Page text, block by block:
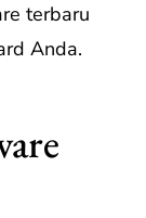
terbaru
Anda.